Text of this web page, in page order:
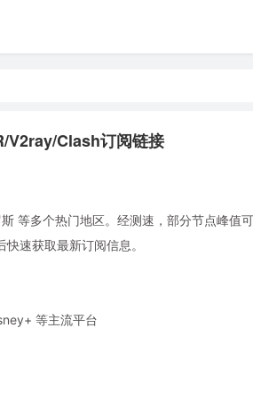
V2ray/Clash订阅链接
等多个热门地区。经测速，部分节点峰值
速获取最新订阅信息。
等主流平台